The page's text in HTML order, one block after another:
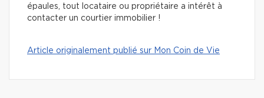
épaules, tout locataire ou propriétaire a intérêt à
contacter un courtier immobilier !
Article originalement publié sur Mon Coin de Vie